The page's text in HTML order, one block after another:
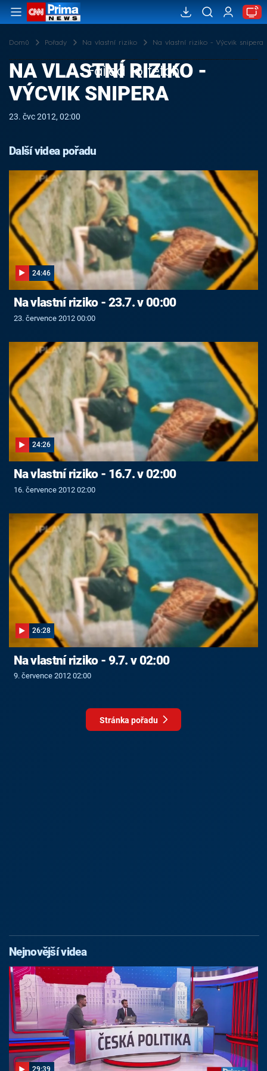
Domů Pořady Na vlastní riziko Na vlastní riziko - Výcvik snipera
Failed to fetch
NA VLASTNÍ RIZIKO -
VÝCVIK SNIPERA
23. čvc 2012, 02:00
Další videa pořadu
24:46
Na vlastní riziko - 23.7. v 00:00
23. července 2012 00:00
24:26
Na vlastní riziko - 16.7. v 02:00
16. července 2012 02:00
26:28
Na vlastní riziko - 9.7. v 02:00
9. července 2012 02:00
Stránka pořadu
Nejnovější videa